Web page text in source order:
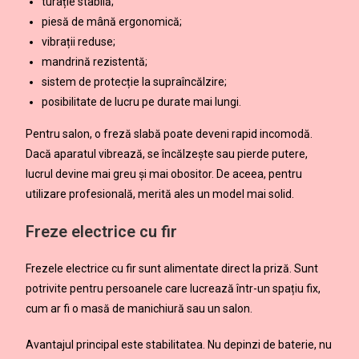
piesă de mână ergonomică;
vibrații reduse;
mandrină rezistentă;
sistem de protecție la supraîncălzire;
posibilitate de lucru pe durate mai lungi.
Pentru salon, o freză slabă poate deveni rapid incomodă.
Dacă aparatul vibrează, se încălzește sau pierde putere,
lucrul devine mai greu și mai obositor. De aceea, pentru
utilizare profesională, merită ales un model mai solid.
Freze electrice cu fir
Frezele electrice cu fir sunt alimentate direct la priză. Sunt
potrivite pentru persoanele care lucrează într-un spațiu fix,
cum ar fi o masă de manichiură sau un salon.
Avantajul principal este stabilitatea. Nu depinzi de baterie, nu